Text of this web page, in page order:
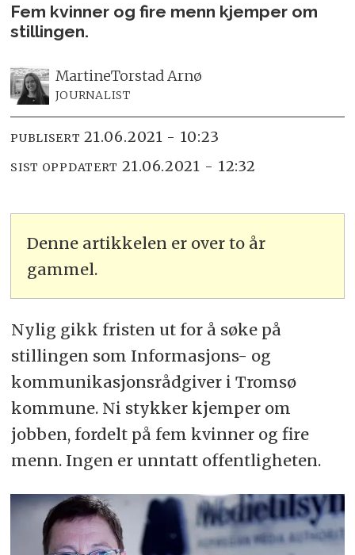
Fem kvinner og fire menn kjemper om
stillingen.
MartineTorstad Arnø
JOURNALIST
PUBLISERT 21.06.2021 - 10:23
SIST OPPDATERT 21.06.2021 - 12:32
Denne artikkelen er over to år
gammel.
Nylig gikk fristen ut for å søke på
stillingen som Informasjons- og
kommunikasjonsrådgiver i Tromsø
kommune. Ni stykker kjemper om
jobben, fordelt på fem kvinner og fire
menn. Ingen er unntatt offentligheten.